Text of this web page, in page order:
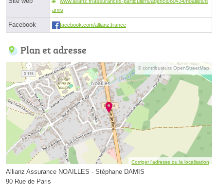
amis
Facebook facebook.com/allianz.france
Plan et adresse
© contributeurs OpenStreetMap
Corriger l’adresse ou la localisation
Allianz Assurance NOAILLES - Stéphane DAMIS
90 Rue de Paris